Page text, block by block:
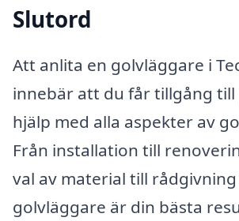
Slutord
Att anlita en golvläggare i
innebär att du får tillgång
hjälp med alla aspekter av
Från installation till
val av material till rådgivning
golvläggare är din bästa